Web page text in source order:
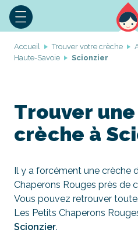
Accueil Trouver votre crèche
Haute-Savoie
Scionzier
Trouver
crèche à
Il y a forcément une crèche
Chaperons Rouges près de
Vous pouvez retrouver
Les Petits Chaperons
Scionzier.